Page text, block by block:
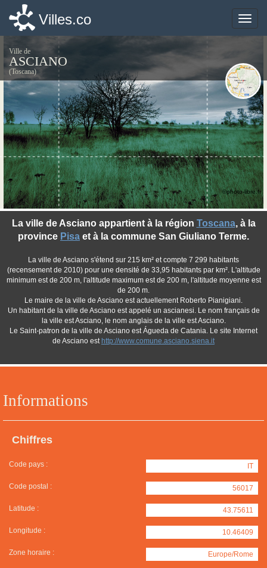
Toggle
Villes.co
Ville de
ASCIANO
(Toscana)
Informations
Chiffres
Code pays : IT
Code postal : 56017
Latitude : 43.75611
Longitude : 10.46409
Zone horaire : Europe/Rome
La ville de Asciano appartient à la région Toscana, à la
province Pisa et à la commune San Giuliano Terme.
La ville de Asciano s'étend sur 215 km² et compte 7 299 habitants
(recensement de 2010) pour une densité de 33,95 habitants par km². L'altitude
minimum est de 200 m, l'altitude maximum est de 200 m, l'altitude moyenne est
de 200 m.
Le maire de la ville de Asciano est actuellement Roberto Pianigiani.
Un habitant de la ville de Asciano est appelé un ascianesi. Le nom français de
la ville est Asciano, le nom anglais de la ville est Asciano.
Le Saint-patron de la ville de Asciano est Águeda de Catania. Le site Internet
de Asciano est http://www.comune.asciano.siena.it
©photo-libre.fr
Toggle
Villes.co